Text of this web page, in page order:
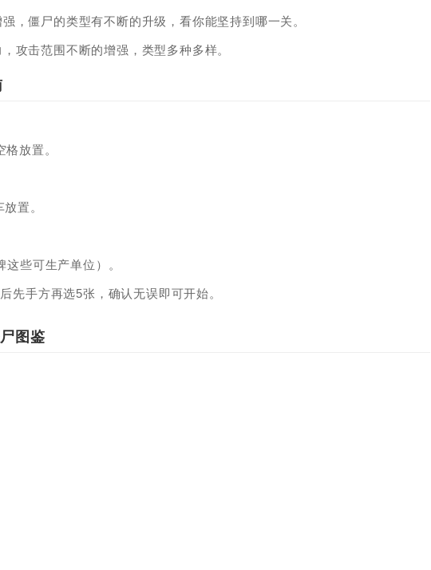
，僵尸的类型有不断的升级，看你能坚持到哪一关。
攻击范围不断的增强，类型多种多样。
放置。
置。
些可生产单位）。
先手方再选5张，确认无误即可开始。
图鉴